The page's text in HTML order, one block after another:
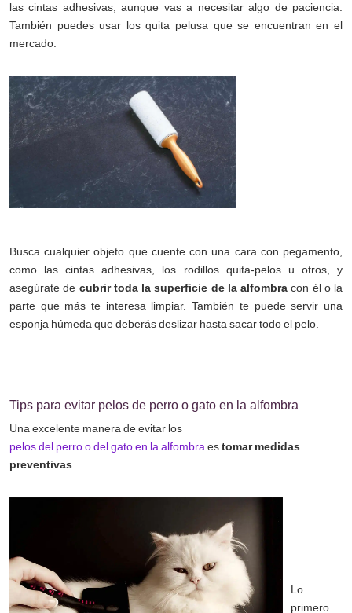
las cintas adhesivas, aunque vas a necesitar algo de paciencia.
También puedes usar los quita pelusa que se encuentran en el
mercado.
Busca cualquier objeto que cuente con una cara con pegamento,
como las cintas adhesivas, los rodillos quita-pelos u otros, y
asegúrate de cubrir toda la superficie de la alfombra con él o la
parte que más te interesa limpiar. También te puede servir una
esponja húmeda que deberás deslizar hasta sacar todo el pelo.
Tips para evitar pelos de perro o gato en la alfombra
Una excelente manera de evitar los
pelos del perro o del gato en la alfombra estomar medidas
preventivas
Lo
primero